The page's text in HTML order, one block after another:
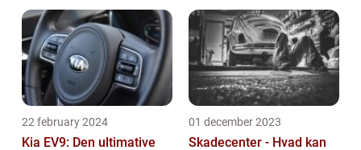
22 february 2024
Kia EV9: Den ultimative
01 december 2023
Skadecenter - Hvad kan